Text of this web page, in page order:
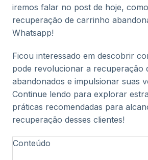
iremos falar no post de hoje,
recuperação de carrinho
Whatsapp!
Ficou interessado em descobrir
pode revolucionar a recuperação
abandonados e impulsionar suas
Continue lendo para explorar
práticas recomendadas para
recuperação desses clientes!
Conteúdo